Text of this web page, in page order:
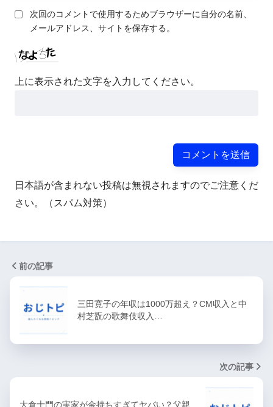
次回のコメントで使用するためブラウザーに自分の名前、
メールアドレス、サイトを保存する。
上に表示された文字を入力してください。
日本語が含まれない投稿は無視されますのでご注意くだ
さい。（スパム対策）
前の記事
三田寛子の年収は1000万超え？CM収入と中
村芝翫の歌舞伎収入…
次の記事
大倉士門の実家が金持ちすぎてヤバい？父親